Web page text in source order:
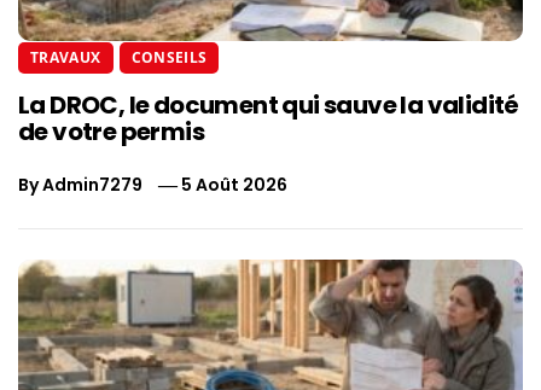
TRAVAUX CONSEILS
La DROC, le document qui sauve la validité
de votre permis
ByAdmin7279 5 Août 2026